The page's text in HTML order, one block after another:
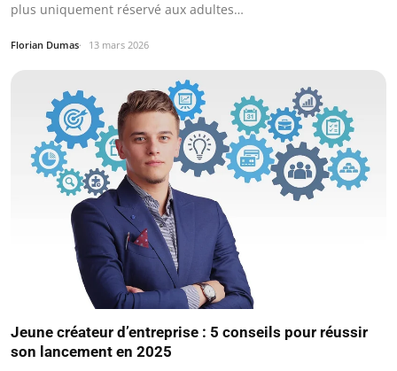
plus uniquement réservé aux adultes…
Florian Dumas 13 mars 2026
Jeune créateur d’entreprise : 5 conseils pour réussir
son lancement en 2025